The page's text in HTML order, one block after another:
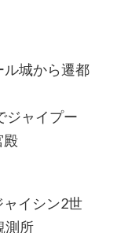
城から遷都
ジャイプー
殿
イシン2世
測所